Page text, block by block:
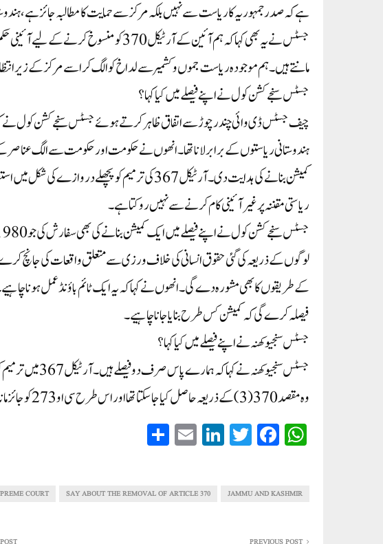
ہے کہ صدر جمہوریہ کا ریاست سے نہیں بلکہ مرکز سے حمایت کا مطالبہ جائز ہے،
جسٹس نے یہ بھی کہا کہ ہم آئین کے آرٹیکل
مانتے ہیں۔ ہم موجودہ ریاست جموں و کشمیر سے لداخ کو الگ کر اسے مرکز کے زیر
جسٹس سنجے کشن کول نے اپنے فیصلے میں کیا کہا؟
ہندوستانی ریاستوں کے برابر لانا تھا۔ انھوں نے حکومت اور حکومت سے الگ
ریاستی مقننہ پر غیر آئینی کام کرنے سے نہیں روکتا ہے۔
لوگوں کے ذریعہ کی گئی حقوق انسانی کی خلاف ورزی سے متعلق واقعات کی جانچ
کے طریقوں کا بھی مشورہ دے گی۔ انھوں نے کہا کہ یہ ایک ٹائم باؤنڈ عمل ہونا
فیصلہ کرے گی کہ کمیشن کس طرح بنایا جانا چاہیے۔
جسٹس سنجیو کھنہ نے اپنے فیصلے میں کیا کہا؟
وہ مقصد 370(3) کے ذریعہ حاصل کیا جا سکتا تھا اور اس طرح سی او 273 کو جائز مانا جاتا ہے۔
W
ha
A
Fa
ce
ok
T
wi
r
Li
nk
In
E
m
JAMMU AND KASHMIR
SAY ABOUT THE REMOVAL OF ARTICLE 370
COURT
PREVIOUS POST